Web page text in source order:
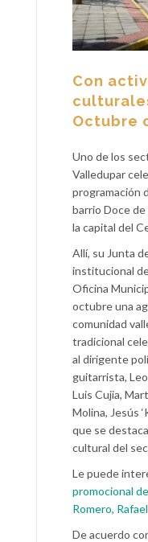
Con
Octubre
Uno de los
Valledupar
programación
barrio Doce
la capital del
Allí, su Junta
institucional
Oficina
octubre una
comunidad
tradicional
al dirigente
guitarrista,
Luis Cujia,
Molina, Jesús
que se
cultural del
Le puede
promocional
Romero,
De acuerdo